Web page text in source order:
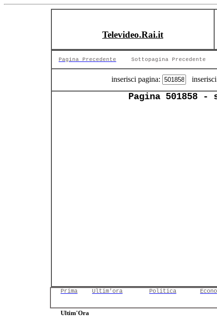
Televideo.Rai.it
Pagina Precedente Sottopagina Precedente
inserisci pagina:
Pagina 501858 -
Prima Ultim'ora Politica
Ultim'Ora